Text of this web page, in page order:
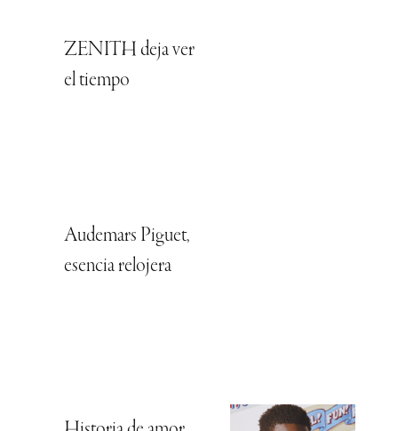
ZENITH deja ver
el tiempo
Audemars Piguet,
esencia relojera